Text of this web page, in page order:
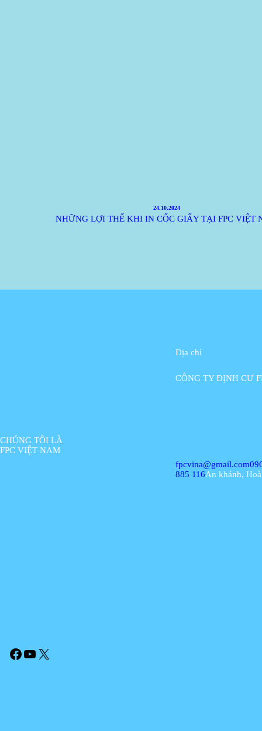
24.10.2024
NHỮNG LỢI THẾ KHI IN CỐC GIẤY TẠI FPC VIỆT
CHÚNG TÔI LÀ
FPC VIỆT NAM
Địa chỉ
CÔNG TY ĐỊNH CƯ
fpcvina@gmail.com
885 116An khánh,
FacebookYouTube